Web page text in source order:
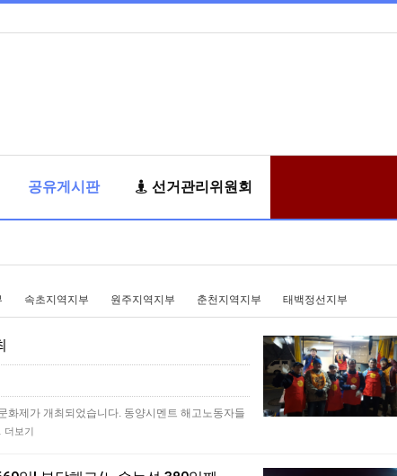
공유게시판 선거관리위원회
속초지역지부 원주지역지부 춘천지역지부 태백정선지부
화제가 개최되었습니다. 동양시멘트 해고노동자들
더보기